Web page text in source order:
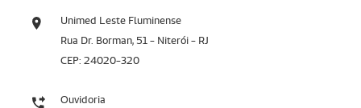
Unimed Leste Fluminense
Rua Dr. Borman, 51 - Niterói - RJ
CEP: 24020-320
Ouvidoria